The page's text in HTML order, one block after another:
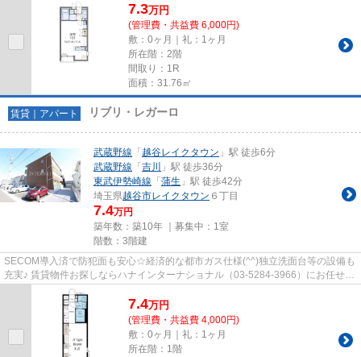
7.3万円
(管理費・共益費 6,000円)
敷：0ヶ月｜礼：1ヶ月
所在階：2階
間取り：1R
面積：31.76㎡
賃貸｜アパート リブリ・レガーロ
武蔵野線 「 越谷レイクタウン 」駅 徒歩6分
武蔵野線 「 吉川
」駅 徒歩36分
東武伊勢崎線 「 蒲生 」駅 徒歩42分
埼玉県越谷市レイクタウン ６丁目
7.4万円
築年数：築10年 ｜募集中： 1室
階数：3階建
SECOM導入済で防犯面も安心☆経済的な都市ガス仕様(^^)独立洗面台等の設備も
充実♪ 賃貸物件お探しならハナインターナショナル（03-5284-3966）にお任せ下
さい♪JR武蔵野線【越谷レイクタ...
7.4万円
(管理費・共益費 4,000円)
敷：0ヶ月｜礼：1ヶ月
所在階：1階